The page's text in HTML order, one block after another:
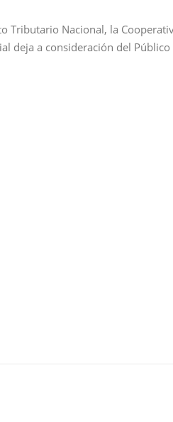
Nacional, la
deja a consideración del